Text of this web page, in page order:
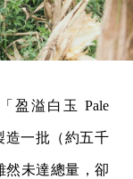
盈溢白玉 Pale
造一批（約五千
然未達總量，卻